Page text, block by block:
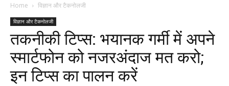
Home विज्ञान और टैकनोलजी
विज्ञान और टैकनोलजी
तकनीकी टिप्स: भयानक गर्मी में अपने
स्मार्टफोन को नजरअंदाज मत करो;
इन टिप्स का पालन करें